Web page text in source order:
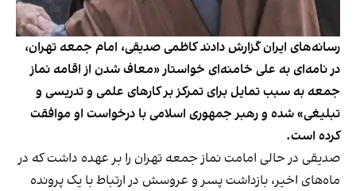
رسانه‌های ایران گزارش دادند کاظمی صدیقی، امام جمعه تهران،
در نامه‌ای به علی خامنه‌ای خواستار «معاف شدن از اقامه نماز
جمعه به سبب تمایل برای تمرکز بر کارهای علمی و تدریسی و
تبلیغی» شده و رهبر جمهوری اسلامی با درخواست او موافقت
کرده است.
صدیقی در حالی امامت نماز جمعه تهران را بر عهده داشت که در
ماه‌های اخیر، بازداشت پسر و عروسش در ارتباط با یک پرونده